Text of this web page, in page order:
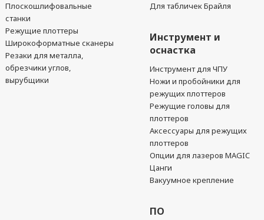
Плоскошлифовальные
станки
Режущие плоттеры
Широкоформатные сканеры
Резаки для металла,
обрезчики углов,
вырубщики
Для табличек Брайля
Инструмент и
оснастка
Инструмент для ЧПУ
Ножи и пробойники для
режущих плоттеров
Режущие головы для
плоттеров
Аксессуары для режущих
плоттеров
Опции для лазеров MAGIC
Цанги
Вакуумное крепление
ПО